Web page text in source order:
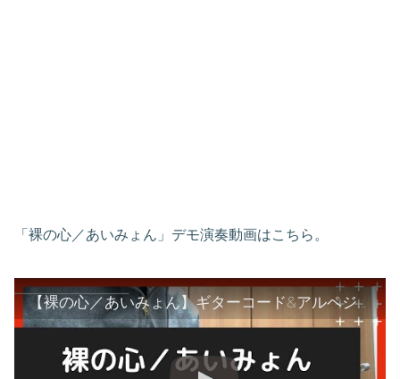
「裸の心／あいみょん」デモ演奏動画はこちら。
【裸の心／あいみょん】ギターコード&アルペジオはこうやって弾きます｜弾き語りにも使えるアレンジver.【TAB譜付き】